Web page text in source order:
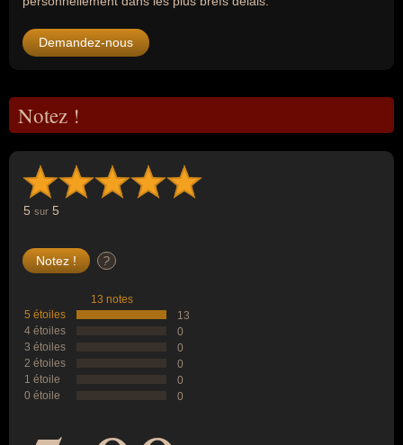
Demandez-nous
Notez !
5 sur 5
?
13 notes
5 étoiles
13
4 étoiles
0
3 étoiles
0
2 étoiles
0
1 étoile
0
0 étoile
0